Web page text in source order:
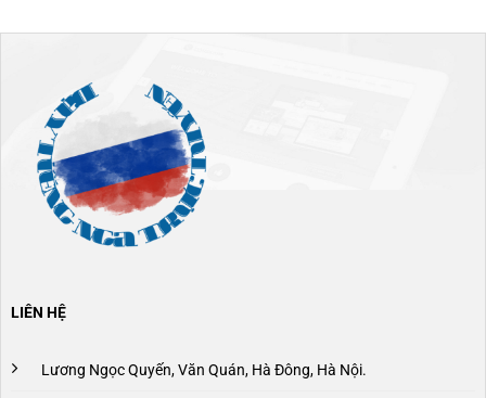
LIÊN HỆ
Lương Ngọc Quyến, Văn Quán, Hà Đông, Hà Nội.